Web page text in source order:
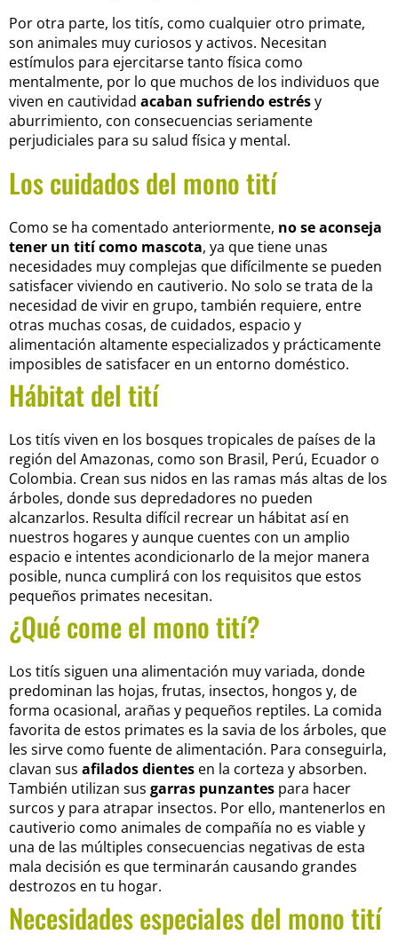
Por otra parte, los titís, como cualquier otro primate,
son animales muy curiosos y activos. Necesitan
estímulos para ejercitarse tanto física como
mentalmente, por lo que muchos de los individuos que
viven en cautividad acaban sufriendo estrésy
aburrimiento, con consecuencias seriamente
perjudiciales para su salud física y mental.
Los cuidados del mono tití
Como se ha comentado anteriormente, no se aconseja
tener un tití como mascota, ya que tiene unas
necesidades muy complejas que difícilmente se pueden
satisfacer viviendo en cautiverio. No solo se trata de la
necesidad de vivir en grupo, también requiere, entre
otras muchas cosas, de cuidados, espacio y
alimentación altamente especializados y prácticamente
imposibles de satisfacer en un entorno doméstico.
Hábitat del tití
Los titís viven en los bosques tropicales de países de la
región del Amazonas, como son Brasil, Perú, Ecuador o
Colombia. Crean sus nidos en las ramas más altas de los
árboles, donde sus depredadores no pueden
alcanzarlos. Resulta difícil recrear un hábitat así en
nuestros hogares y aunque cuentes con un amplio
espacio e intentes acondicionarlo de la mejor manera
posible, nunca cumplirá con los requisitos que estos
pequeños primates necesitan.
¿Qué come el mono tití?
Los titís siguen una alimentación muy variada, donde
predominan las hojas, frutas, insectos, hongos y, de
forma ocasional, arañas y pequeños reptiles. La comida
favorita de estos primates es la savia de los árboles, que
les sirve como fuente de alimentación. Para conseguirla,
clavan sus afilados dientes en la corteza y absorben.
También utilizan sus garras punzantes para hacer
surcos y para atrapar insectos. Por ello, mantenerlos en
cautiverio como animales de compañía no es viable y
una de las múltiples consecuencias negativas de esta
mala decisión es que terminarán causando grandes
destrozos en tu hogar.
Necesidades especiales del mono tití